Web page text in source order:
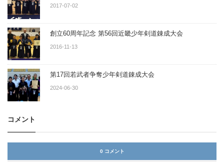
2017-07-02
創立60周年記念 第56回近畿少年剣道錬成大会
2016-11-13
第17回若武者争奪少年剣道錬成大会
2024-06-30
コメント
0 コメント